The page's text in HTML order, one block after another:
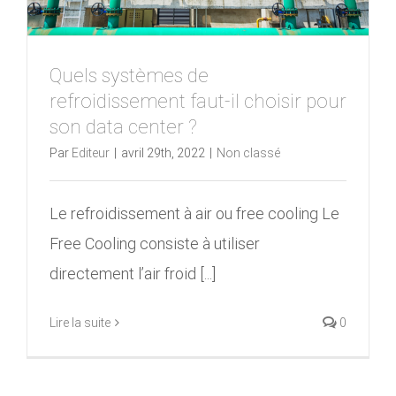
Quels systèmes de
refroidissement faut-il choisir pour
son data center ?
Par Editeur avril 29th, 2022 Non classé
Le refroidissement à air ou free cooling Le
Free Cooling consiste à utiliser
directement l’air froid [...]
Lire la suite 0